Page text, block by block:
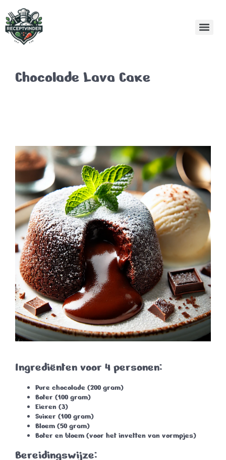
Chocolade Lava Cake
Ingrediënten voor 4 personen:
Pure chocolade (200 gram)
Boter (100 gram)
Eieren (3)
Suiker (100 gram)
Bloem (50 gram)
Boter en bloem (voor het invetten van vormpjes)
Bereidingswijze: